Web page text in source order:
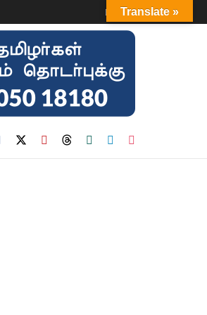
Login
Translate »